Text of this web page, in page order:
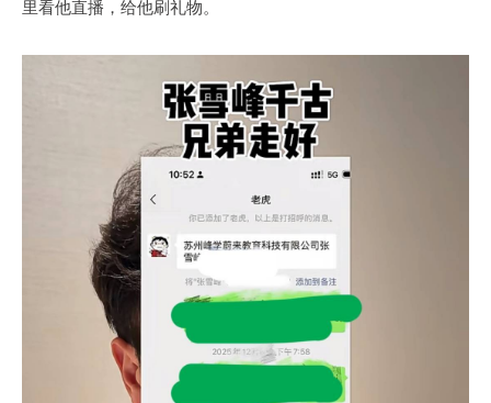
里看他直播，给他刷礼物。